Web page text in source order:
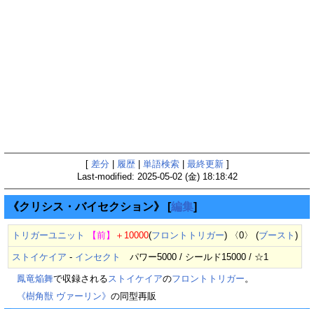
[ 差分 履歴| 単語検索| 最終更新]
Last-modified: 2025-05-02 (金) 18:18:42
《クリシス・バイセクション》 [編集]
トリガーユニット 【前】 ＋10000(フロントトリガー) 〈0〉 (ブースト )
ストイケイア - インセクト パワー5000 / シールド15000 / ☆1
鳳竜焔舞で収録されるストイケイアのフロントトリガー。
《樹角獣 ヴァーリン》 の同型再販